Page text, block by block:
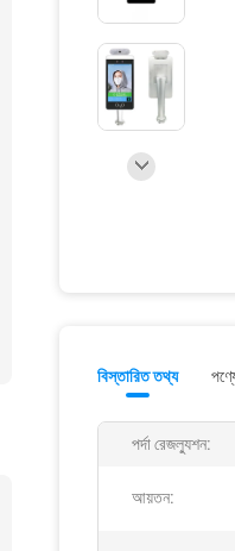
বিস্তারিত তথ্য
পর্দা রেজল্যুশন:
আয়তন: